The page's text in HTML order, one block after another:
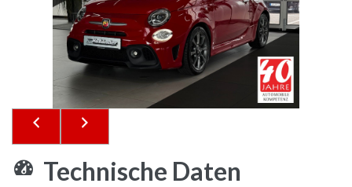
Technische Daten